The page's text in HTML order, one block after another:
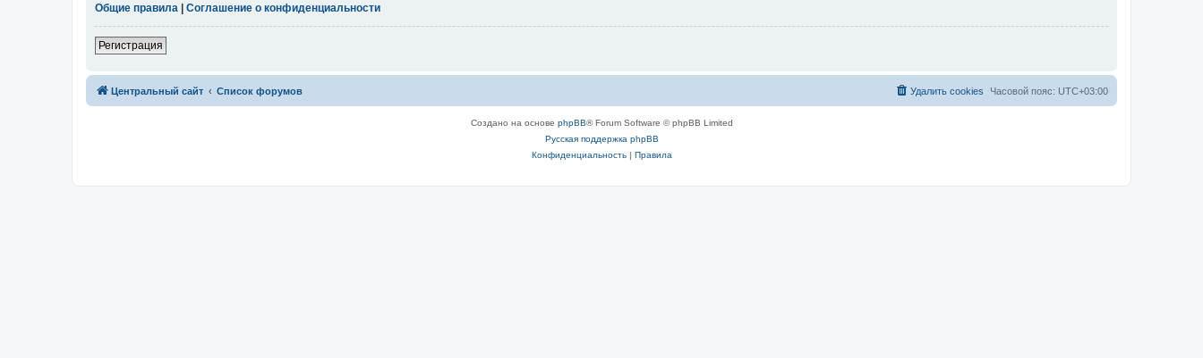
Общие правила
Соглашение о конфиденциальности
Регистрация
Центральный сайт Список форумов Часовой пояс: UTC+03:00
Удалить cookies
Создано на основе phpBB® Forum Software © phpBB Limited
Русская поддержка phpBB
Конфиденциальность| Правила